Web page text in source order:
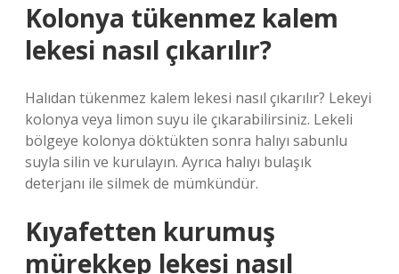
Kolonya tükenmez kalem
lekesi nasıl çıkarılır?
Halıdan tükenmez kalem lekesi nasıl çıkarılır? Lekeyi
kolonya veya limon suyu ile çıkarabilirsiniz. Lekeli
bölgeye kolonya döktükten sonra halıyı sabunlu
suyla silin ve kurulayın. Ayrıca halıyı bulaşık
deterjanı ile silmek de mümkündür.
Kıyafetten kurumuş
mürekkep lekesi nasıl